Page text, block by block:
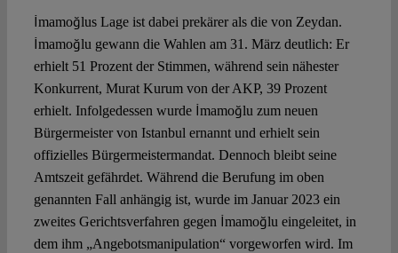
İmamoğlus Lage ist dabei prekärer als die von Zeydan.
İmamoğlu gewann die Wahlen am 31. März deutlich: Er
erhielt 51 Prozent der Stimmen, während sein nähester
Konkurrent, Murat Kurum von der AKP, 39 Prozent
erhielt. Infolgedessen wurde İmamoğlu zum neuen
Bürgermeister von Istanbul ernannt und erhielt sein
offizielles Bürgermeistermandat. Dennoch bleibt seine
Amtszeit gefährdet. Während die Berufung im oben
genannten Fall anhängig ist, wurde im Januar 2023 ein
zweites Gerichtsverfahren gegen İmamoğlu eingeleitet, in
dem ihm „Angebotsmanipulation“ vorgeworfen wird. Im